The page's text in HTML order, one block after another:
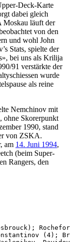
Deck-Karte
dabei gleich
läuft der
von den
und wohl John
Stats, spielte der
bei uns als Krilija
91 verstärkte der
wurde
als reine
Nemchinov mit
ohne Skorerpunkt
1990, stand
von ZSKA.
am 14. Juni 1994,
(beim Super-
Rangers, den
(4);